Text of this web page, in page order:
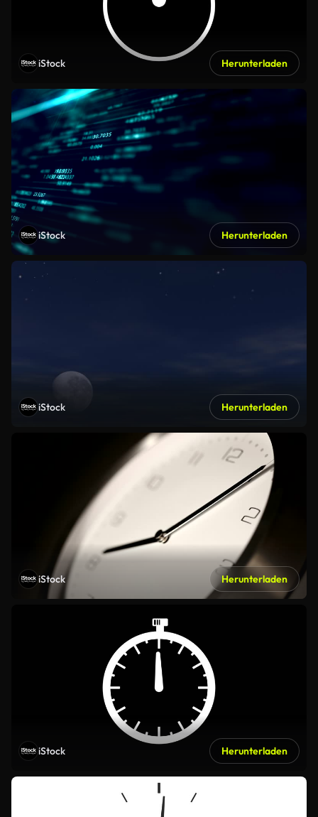
iStock Herunterladen
iStock Herunterladen
iStock Herunterladen
iStock Herunterladen
iStock Herunterladen